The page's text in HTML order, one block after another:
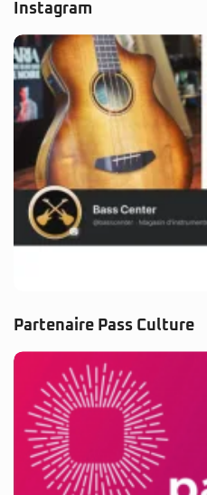
Instagram
Partenaire Pass Culture